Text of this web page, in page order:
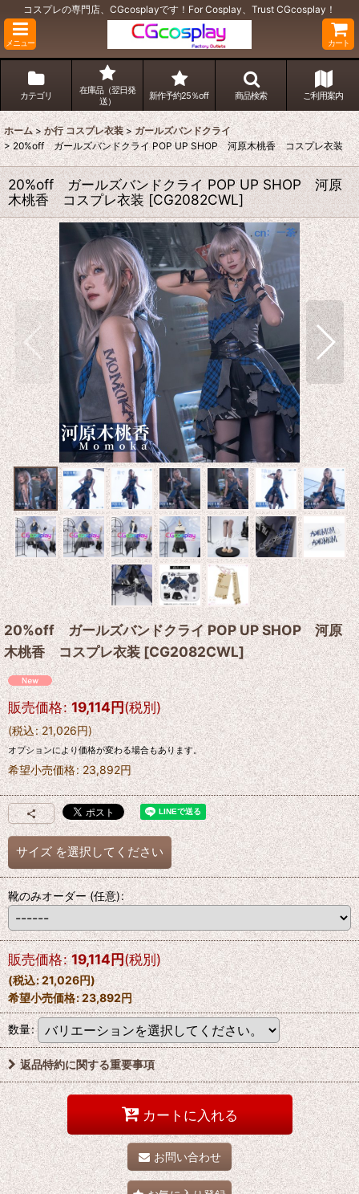
コスプレの専門店、CGcosplayです！For Cosplay、Trust CGcosplay！
メニュー カート
カテゴリ
在庫品（翌日発
送）
新作予約25％off 商品検索 ご利用案内
ホーム > か行 コスプレ衣装 > ガールズバンドクライ
> 20%off ガールズバンドクライ POP UP SHOP 河原木桃香 コスプレ衣装
20%off ガールズバンドクライ POP UP SHOP 河原
木桃香 コスプレ衣装 [CG2082CWL]
20%off ガールズバンドクライ POP UP SHOP 河原
木桃香 コスプレ衣装[CG2082CWL]
販売価格: 19,114円(税別)
(税込: 21,026円)
オプションにより価格が変わる場合もあります。
希望小売価格: 23,892円
サイズ を選択してください
靴のみオーダー(任意):
販売価格: 19,114円(税別)
(税込:21,026円)
希望小売価格:23,892円
数量:
返品特約に関する重要事項
カートに入れる
お問い合わせ